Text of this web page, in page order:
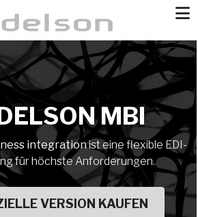
MBI
integrationist eine flexible EDI-
für höchste Anforderungen.
VERSION KAUFEN